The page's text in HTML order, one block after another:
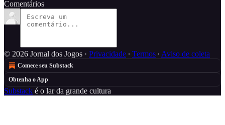
Comentários
© 2026 Jornal dos Jogos · Privacidade ∙ Termos ∙ Aviso de coleta
Comece seu Substack
Obtenha o App
Substack é o lar da grande cultura